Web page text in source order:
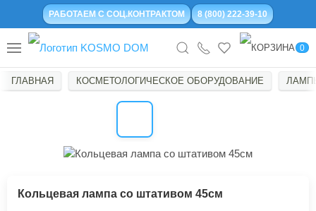
РАБОТАЕМ С СОЦ.КОНТРАКТОМ 8 (800) 222-39-10
0
ГЛАВНАЯ КОСМЕТОЛОГИЧЕСКОЕ ОБОРУДОВАНИЕ
Кольцевая лампа со штативом 45см